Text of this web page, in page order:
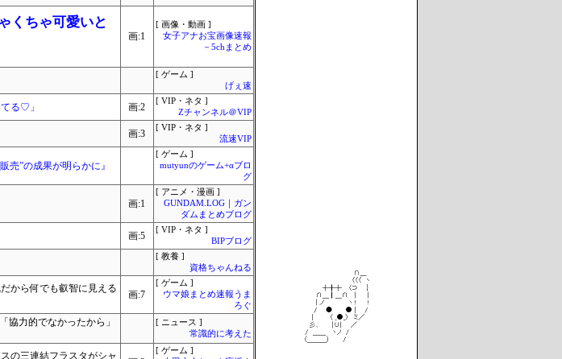
くちゃ可愛いと
画:1
[ 画像・動画 ]
女子アナお宝画像速報
－5chまとめ
[ ゲーム ]
げぇ速
る♡」 画:2
[ VIP・ネタ ]
Zチャンネル＠VIP
画:3
[ VIP・ネタ ]
流速VIP
売”の成果が明らかに』
[ ゲーム ]
mutyunのゲーム+αブロ
グ
画:1
[ アニメ・漫画 ]
GUNDAM.LOG｜ガン
ダムまとめブログ
画:5
[ VIP・ネタ ]
BIPブログ
[ 教養 ]
資格ちゃんねる
から何でも叡智に見える
画:7
[ ゲーム ]
ウマ娘まとめ速報うま
ろぐ
協力的でなかったから」
[ ニュース ]
常識的に考えた
の三連結フラスタがシャ
[ ゲーム ]